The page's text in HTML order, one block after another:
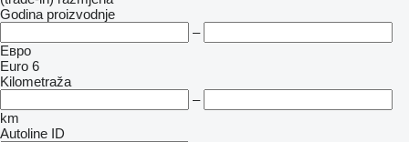
Godina proizvodnje
–
Евро
Euro 6
Kilometraža
–
km
Autoline ID